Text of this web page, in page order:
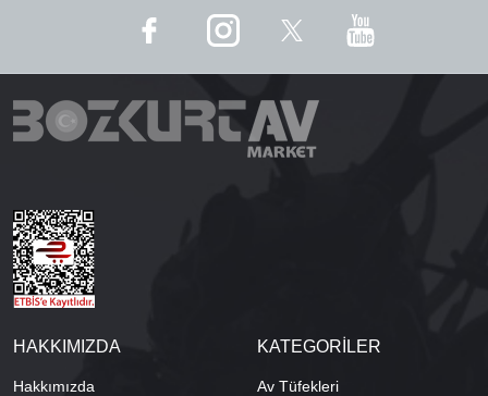
HAKKIMIZDA
Hakkımızda
KATEGORİLER
Av Tüfekleri